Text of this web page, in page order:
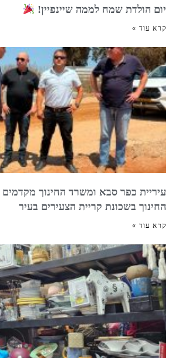
יום הולדת שמח לממה שיינפיין!
קרא עוד »
עיריית כפר סבא ומשרד החינוך
החינוך בשכונת קריית הצעירים בעיר
קרא עוד »